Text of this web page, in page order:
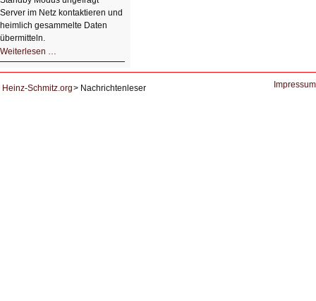
Server im Netz kontaktieren und
heimlich gesammelte Daten
übermitteln.
Weiterlesen …
DNS
Heinz-Schmitz.org
Nachrichtenleser Impressum